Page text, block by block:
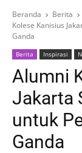
Beranda Berita
Kolese Kanisius
Ganda
Berita Inspirasi
Alumni
Jakarta
untuk
Ganda